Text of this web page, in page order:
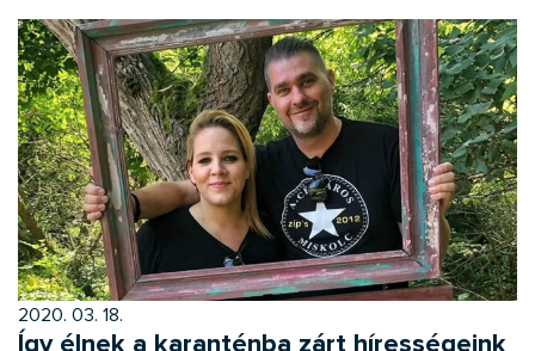
2020. 03. 18.
Így élnek a karanténba zárt hírességeink